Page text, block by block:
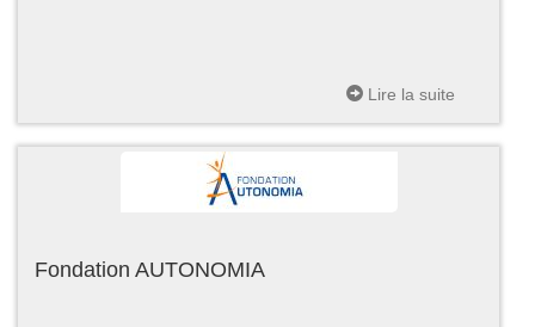
Lire la suite
Fondation AUTONOMIA